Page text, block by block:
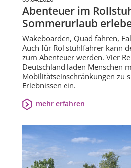
Abenteuer im
Sommerurlaub
Wakeboarden, Quad fahren,
Auch für Rollstuhlfahrer kann
zum Abenteuer werden. Vier
Deutschland laden Menschen
Mobilitätseinschränkungen zu
Erlebnissen ein.
mehr erfahren